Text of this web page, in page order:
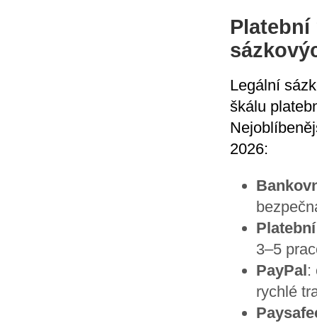
Legální
škálu
2026:
3–5
PayPal:
rychlé